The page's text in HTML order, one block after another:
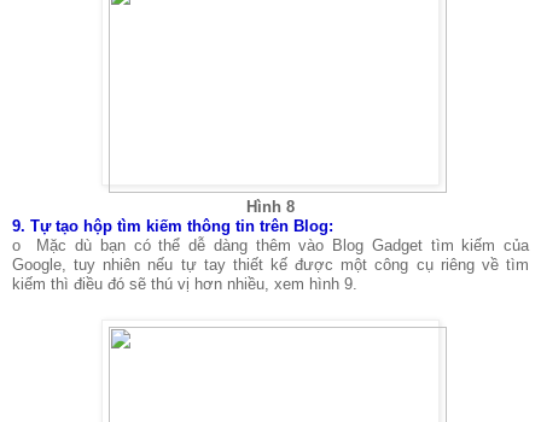
Hình 8
9. Tự tạo hộp tìm kiếm thông tin trên Blog:
o Mặc dù bạn có thể dễ dàng thêm vào Blog Gadget tìm kiếm của
Google, tuy nhiên nếu tự tay thiết kế được một công cụ riêng về tìm
kiếm thì điều đó sẽ thú vị hơn nhiều, xem hình 9.